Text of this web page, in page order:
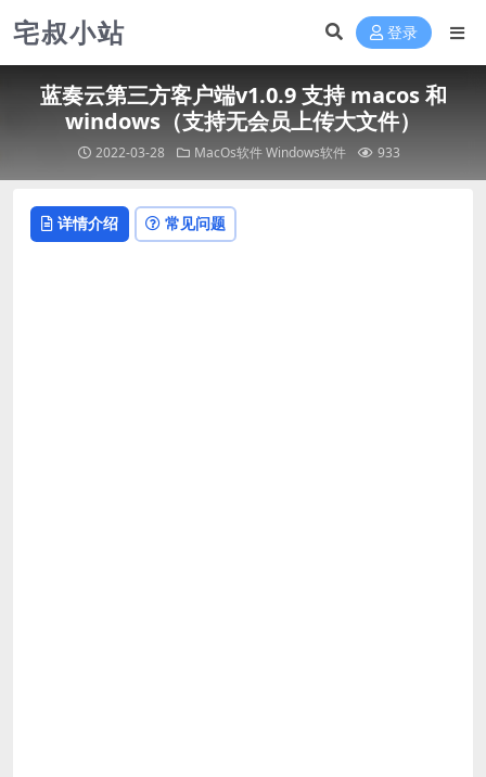
宅叔小站 登录
蓝奏云第三方客户端v1.0.9 支持 macos 和
windows（支持无会员上传大文件）
2022-03-28 MacOs软件 Windows软件 933
详情介绍 常见问题